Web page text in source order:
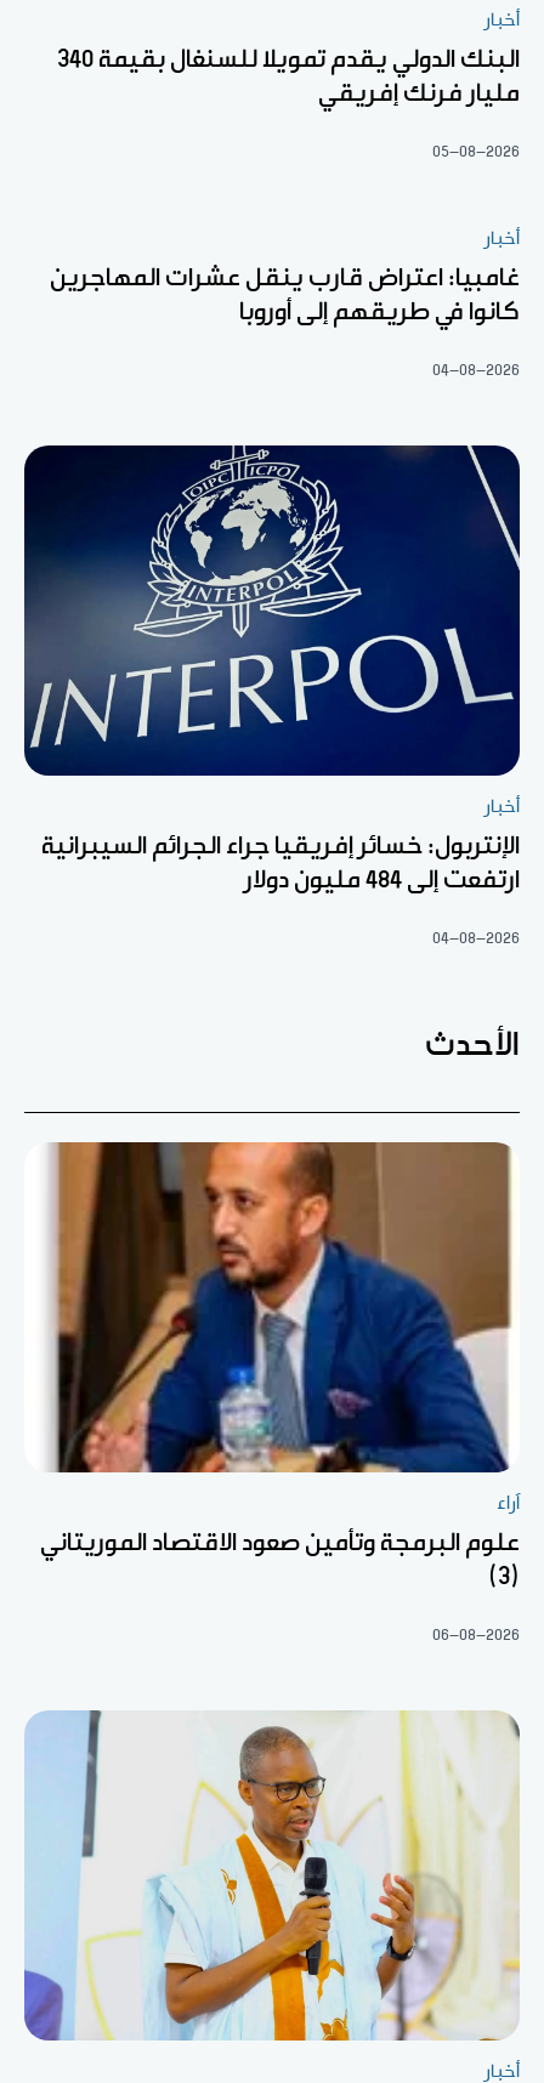
أخبار
البنك الدولي يقدم تمويلا للسنغال بقيمة 340
مليار فرنك إفريقي
05-08-2026
أخبار
غامبيا: اعتراض قارب ينقل عشرات المهاجرين
كانوا في طريقهم إلى أوروبا
04-08-2026
أخبار
الإنتربول: خسائر إفريقيا جراء الجرائم السيبرانية
ارتفعت إلى 484 مليون دولار
04-08-2026
الأحدث
آراء
علوم البرمجة وتأمين صعود الاقتصاد الموريتاني
(3)
06-08-2026
أخبار